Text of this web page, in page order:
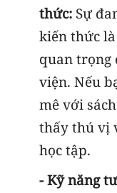
thức: Sự
kiến thức
quan trọng
viện. Nếu
mê với
thấy thú vị
học tập.
- Kỹ năng